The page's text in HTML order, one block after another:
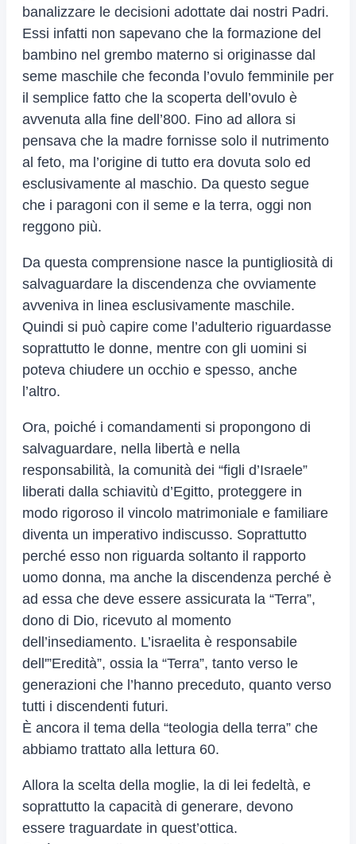
banalizzare le decisioni adottate dai nostri Padri.
Essi infatti non sapevano che la formazione del
bambino nel grembo materno si originasse dal
seme maschile che feconda l’ovulo femminile per
il semplice fatto che la scoperta dell’ovulo è
avvenuta alla fine dell’800. Fino ad allora si
pensava che la madre fornisse solo il nutrimento
al feto, ma l’origine di tutto era dovuta solo ed
esclusivamente al maschio. Da questo segue
che i paragoni con il seme e la terra, oggi non
reggono più.
Da questa comprensione nasce la puntigliosità di
salvaguardare la discendenza che ovviamente
avveniva in linea esclusivamente maschile.
Quindi si può capire come l’adulterio riguardasse
soprattutto le donne, mentre con gli uomini si
poteva chiudere un occhio e spesso, anche
l’altro.
Ora, poiché i comandamenti si propongono di
salvaguardare, nella libertà e nella
responsabilità, la comunità dei “figli d’Israele”
liberati dalla schiavitù d’Egitto, proteggere in
modo rigoroso il vincolo matrimoniale e familiare
diventa un imperativo indiscusso. Soprattutto
perché esso non riguarda soltanto il rapporto
uomo donna, ma anche la discendenza perché è
ad essa che deve essere assicurata la “Terra”,
dono di Dio, ricevuto al momento
dell’insediamento. L’israelita è responsabile
dell'”Eredità”, ossia la “Terra”, tanto verso le
generazioni che l’hanno preceduto, quanto verso
tutti i discendenti futuri.
È ancora il tema della “teologia della terra” che
abbiamo trattato alla lettura 60.
Allora la scelta della moglie, la di lei fedeltà, e
soprattutto la capacità di generare, devono
essere traguardate in quest’ottica.